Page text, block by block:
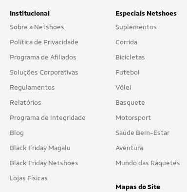
Institucional
Sobre a Netshoes
Política de Privacidade
Programa de Afiliados
Soluções Corporativas
Regulamentos
Relatórios
Programa de Integridade
Blog
Black Friday Magalu
Black Friday Netshoes
Lojas Físicas
Especiais Netshoes
Suplementos
Corrida
Bicicletas
Futebol
Vôlei
Basquete
Motorsport
Saúde Bem-Estar
Aventura
Mundo das Raquetes
Mapas do Site